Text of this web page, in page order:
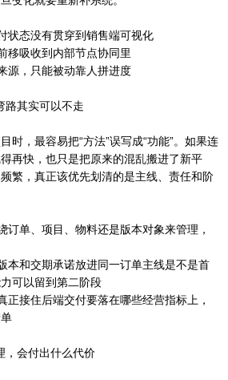
状态没有贯穿到销售端可视化
移吸收到内部节点协同里
源，只能被动靠人拼进度
路其实可以不走
时，最容易把“方法”误写成“功能”。如果连
再快，也只是把原来的混乱搬进了新平
繁，真正该优先划清的是主线、责任和阶
订单、项目、物料还是版本对象来管理，
本和交期承诺放进同一订单主线是不是首
可以留到第二阶段
正接住后端交付要落在哪些经营指标上，
，会付出什么代价